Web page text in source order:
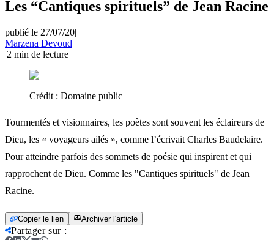
Les “Cantiques spirituels” de Jean Racine
publié le 27/07/20|
Marzena Devoud
|2 min de lecture
Crédit : Domaine public
Tourmentés et visionnaires, les poètes sont souvent les éclaireurs de
Dieu, les « voyageurs ailés », comme l’écrivait Charles Baudelaire.
Pour atteindre parfois des sommets de poésie qui inspirent et qui
rapprochent de Dieu. Comme les "Cantiques spirituels" de Jean
Racine.
Copier le lien Archiver l'article
Partager sur: